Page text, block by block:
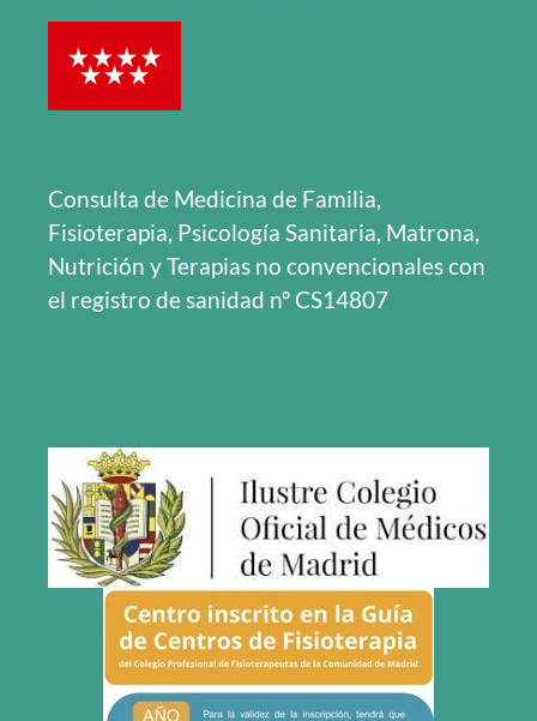
Consulta de Medicina de Familia,
Fisioterapia, Psicología Sanitaria, Matrona,
Nutrición y Terapias no convencionales con
el registro de sanidad nº CS14807